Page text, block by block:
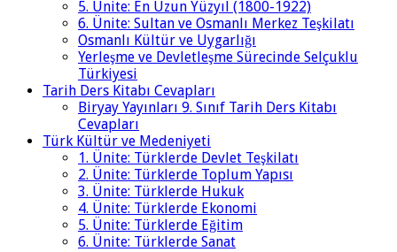
5. Ünite: En Uzun Yüzyıl (1800-1922)
6. Ünite: Sultan ve Osmanlı Merkez Teşkilatı
Osmanlı Kültür ve Uygarlığı
Yerleşme ve Devletleşme Sürecinde Selçuklu
Türkiyesi
Tarih Ders Kitabı Cevapları
Biryay Yayınları 9. Sınıf Tarih Ders Kitabı
Cevapları
Türk Kültür ve Medeniyeti
1. Ünite: Türklerde Devlet Teşkilatı
2. Ünite: Türklerde Toplum Yapısı
3. Ünite: Türklerde Hukuk
4. Ünite: Türklerde Ekonomi
5. Ünite: Türklerde Eğitim
6. Ünite: Türklerde Sanat